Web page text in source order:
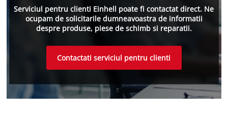
Serviciul pentru clienti Einhell poate fi contactat direct. Ne
ocupam de solicitarile dumneavoastra de informatii
despre produse, piese de schimb si reparatii.
Contactati serviciul pentru clienti